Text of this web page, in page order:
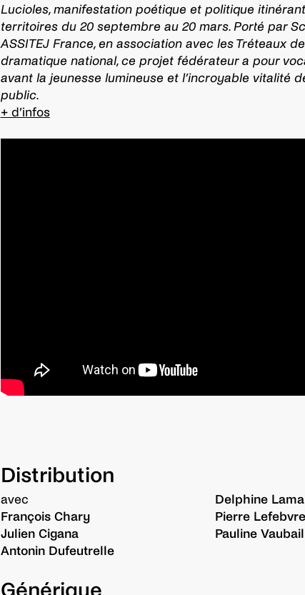
Lucioles, manifestation poétique et politique
territoires du 20 septembre au 20 mars. Porté par
ASSITEJ France, en association avec les Tréteaux
dramatique national, ce projet fédérateur a pour
avant la jeunesse lumineuse et l’incroyable vitalité
public.
+ d’infos
Distribution
avec
François Chary
Julien Cigana
Antonin Dufeutrelle
Delphine
Pierre
Pauline
Générique